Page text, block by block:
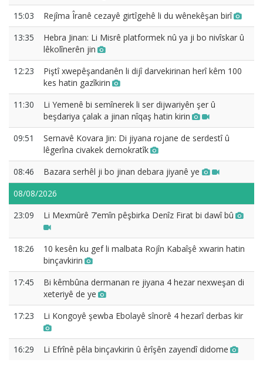
15:03
Rejîma Îranê cezayê girtîgehê li du wênekêşan birî
13:35
Hebra Jinan: Li Misrê platformek nû ya ji bo nivîskar û
lêkolînerên jin
12:23
Piştî xwepêşandanên li dijî darvekirinan herî kêm 100
kes hatin gazîkirin
11:30
Li Yemenê bi semînerek li ser dijwariyên şer û
beşdariya çalak a jinan nîqaş hatin kirin
09:51
Sernavê Kovara Jin: Di jiyana rojane de serdestî û
lêgerîna civakek demokratîk
08:46
Bazara serhêl ji bo jinan debara jiyanê ye
08/08/2026
23:09
Li Mexmûrê 7’emîn pêşbirka Denîz Firat bi dawî bû
18:26
10 kesên ku gef li malbata Rojîn Kabaîşê xwarin hatin
binçavkirin
17:45
Bi kêmbûna dermanan re jiyana 4 hezar nexweşan di
xeteriyê de ye
17:23
Li Kongoyê şewba Ebolayê sînorê 4 hezarî derbas kir
16:29 Li Efrînê pêla binçavkirin û êrîşên zayendî didome